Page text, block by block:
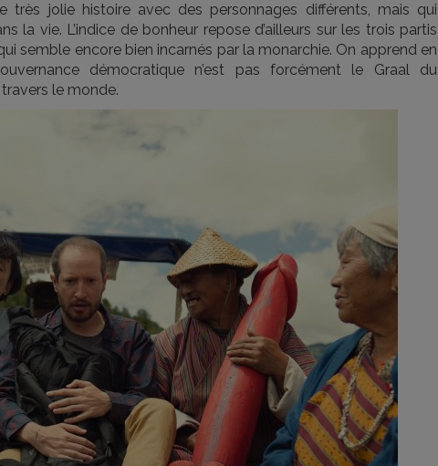
jolie histoire avec des personnages différents, mais qui
la vie. L’indice de bonheur repose d’ailleurs sur les trois partis
semble encore bien incarnés par la monarchie. On apprend en
démocratique n’est pas forcément le Graal du
le monde.